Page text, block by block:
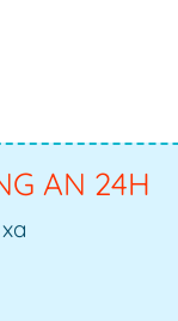
AN 24H